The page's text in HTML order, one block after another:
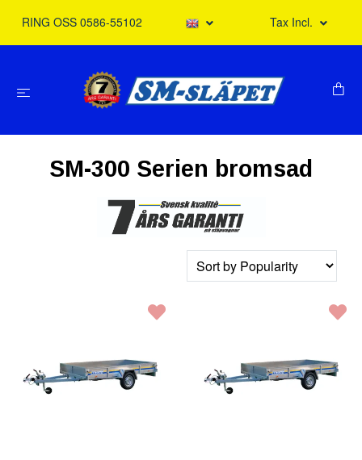
RING OSS 0586-55102 Tax Incl.
SM-300 Serien bromsad